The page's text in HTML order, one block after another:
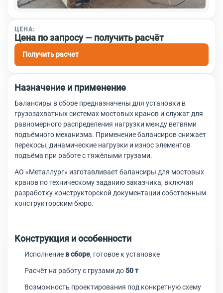
ЦЕНА:
Цена по запросу — получить расчёт
Получить расчет
Назначение и применение
Балансиры в сборе предназначены для установки в
грузозахватных системах мостовых кранов и служат для
равномерного распределения нагрузки между ветвями
подъёмного механизма. Применение балансиров снижает
перекосы, динамические нагрузки и износ элементов
подъёма при работе с тяжёлыми грузами.
АО «Металлург» изготавливает балансиры для мостовых
кранов по техническому заданию заказчика, включая
разработку конструкторской документации собственным
конструкторским бюро.
Конструкция и особенности
Исполнение в сборе, готовое к установке
Расчёт на работу с грузами до 50 т
Возможность проектирования под конкретную схему